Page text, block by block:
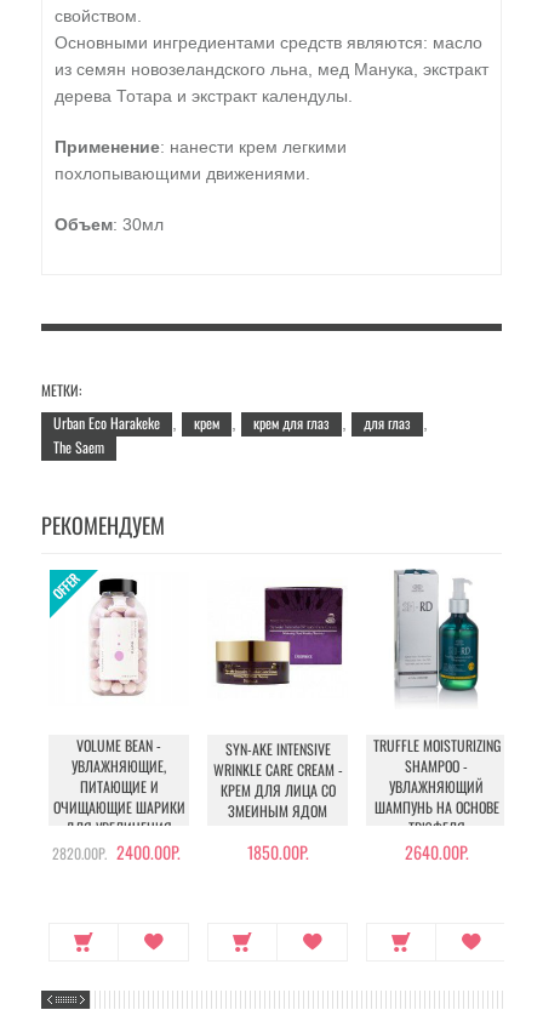
свойством.
Основными ингредиентами средств являются: масло
из семян новозеландского льна, мед Манука, экстракт
дерева Тотара и экстракт календулы.
Применение: нанести крем легкими
похлопывающими движениями.
Объем: 30мл
МЕТКИ:
Urban Eco Harakeke
крем крем для глаз для глаз
The Saem
РЕКОМЕНДУЕМ
VOLUME BEAN -
УВЛАЖНЯЮЩИЕ,
ПИТАЮЩИЕ И
ОЧИЩАЮЩИЕ ШАРИКИ
ДЛЯ УВЕЛИЧЕНИЯ
ОБЪЕМА ГРУДИ И
2820.00Р. 2400.00Р.
SYN-AKE INTENSIVE
WRINKLE CARE CREAM -
КРЕМ ДЛЯ ЛИЦА СО
ЗМЕИНЫМ ЯДОМ
1850.00Р.
TRUFFLE MOISTURIZING
SHAMPOO -
УВЛАЖНЯЮЩИЙ
ШАМПУНЬ НА ОСНОВЕ
ТРЮФЕЛЯ
2640.00Р.